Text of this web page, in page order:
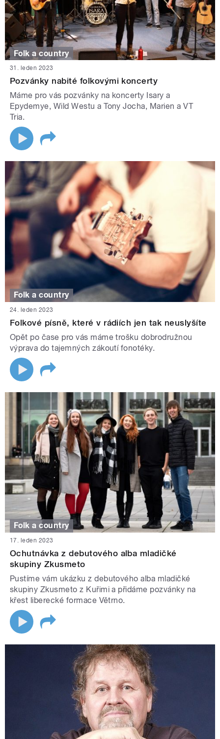
Folk a country
31. leden 2023
Pozvánky nabité folkovými koncerty
Máme pro vás pozvánky na koncerty Isary a
Epydemye, Wild Westu a Tony Jocha, Marien a VT
Tria.
Folk a country
24. leden 2023
Folkové písně, které v rádiích jen tak neuslyšíte
Opět po čase pro vás máme trošku dobrodružnou
výprava do tajemných zákoutí fonotéky.
Folk a country
17. leden 2023
Ochutnávka z debutového alba mladičké
skupiny Zkusmeto
Pustíme vám ukázku z debutového alba mladičké
skupiny Zkusmeto z Kuřimi a přidáme pozvánky na
křest liberecké formace Větrno.